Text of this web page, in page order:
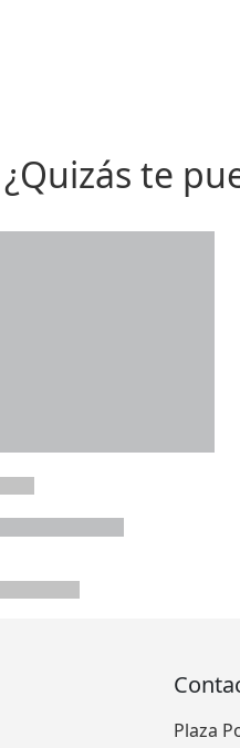
¿Quizás te
Plaza